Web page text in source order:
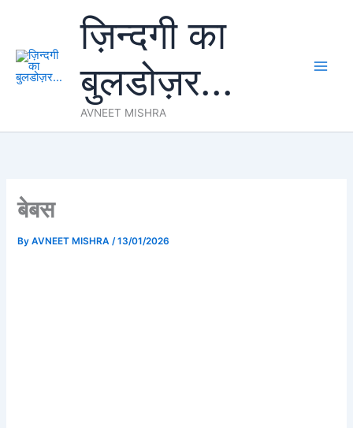
content
ज़िन्दगी का
बुलडोज़र...
AVNEET MISHRA
बेबस
ByAVNEET MISHRA/13/01/2026